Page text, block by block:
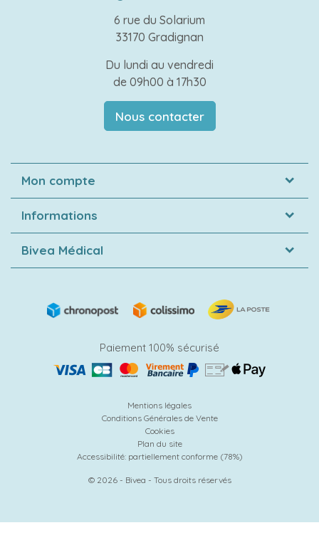
6 rue du Solarium
33170 Gradignan
Du lundi au vendredi
de 09h00 à 17h30
Nous contacter
Mon compte
Informations
Bivea Médical
Paiement 100% sécurisé
Mentions légales
Conditions Générales de Vente
Cookies
Plan du site
Accessibilité: partiellement conforme (78%)
© 2026 - Bivea - Tous droits réservés